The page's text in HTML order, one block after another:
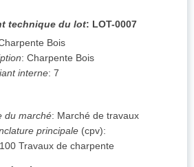
technique du lot: LOT-0007
Bois
: Charpente Bois
interne: 7
du marché: Marché de travaux
principale (cpv):
Travaux de charpente